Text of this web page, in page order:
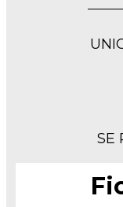
SE